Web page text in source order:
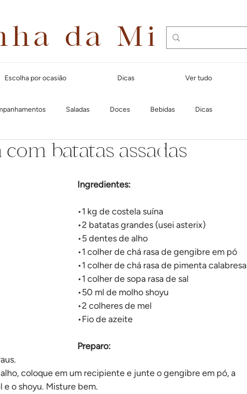
da Mi
Escolha por ocasião Dicas Ver tudo
Saladas Doces Bebidas Dicas
Lanches e aperitivos Natal Massas
Para receber amigos Café da manhã
batatas assadas
Ingredientes:
•1 kg de costela suína
•2 batatas grandes (usei asterix)
•5 dentes de alho
•1 colher de chá rasa de gengibre em pó
•1 colher de chá rasa de pimenta calabresa
•1 colher de sopa rasa de sal
•50 ml de molho shoyu
•2 colheres de mel
•Fio de azeite
Preparo:
coloque em um recipiente e junte o gengibre em pó, a
e o shoyu. Misture bem.